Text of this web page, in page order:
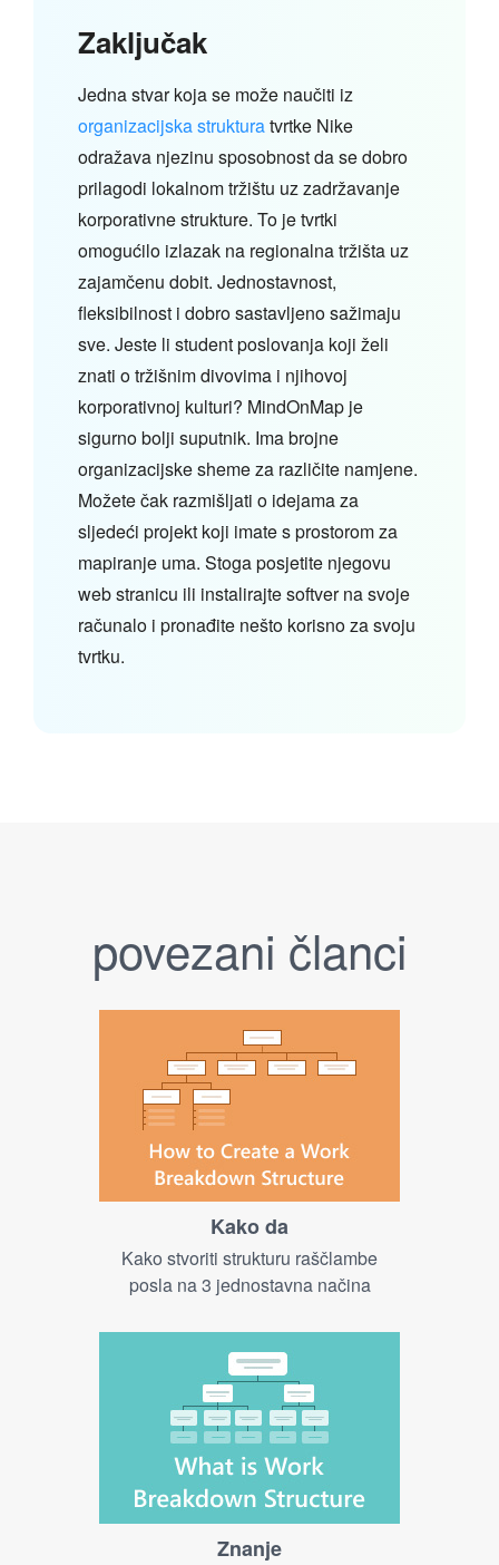
Zaključak
Jedna stvar koja se može naučiti iz
organizacijska strukturatvrtke Nike
odražava njezinu sposobnost da se dobro
prilagodi lokalnom tržištu uz zadržavanje
korporativne strukture. To je tvrtki
omogućilo izlazak na regionalna tržišta uz
zajamčenu dobit. Jednostavnost,
fleksibilnost i dobro sastavljeno sažimaju
sve. Jeste li student poslovanja koji želi
znati o tržišnim divovima i njihovoj
korporativnoj kulturi? MindOnMap je
sigurno bolji suputnik. Ima brojne
organizacijske sheme za različite namjene.
Možete čak razmišljati o idejama za
sljedeći projekt koji imate s prostorom za
mapiranje uma. Stoga posjetite njegovu
web stranicu ili instalirajte softver na svoje
računalo i pronađite nešto korisno za svoju
tvrtku.
povezani članci
Kako da
Kako stvoriti strukturu raščlambe
posla na 3 jednostavna načina
Znanje